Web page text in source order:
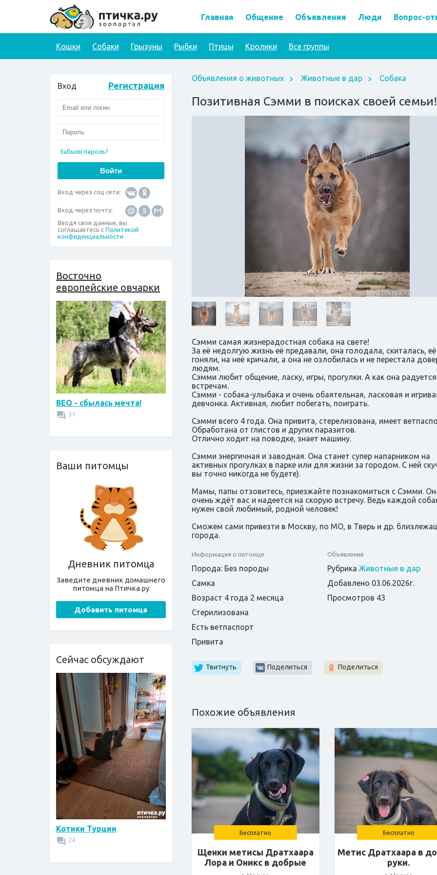
Главная Общение Объявления Люди Вопрос-
Кошки Собаки Грызуны Рыбки Птицы Кролики Все группы
Вход Регистрация
Забыли пароль?
Вход через соц сети:
Вход через почту:
Вводя свои данные, вы
соглашаетесь с Политикой
конфиденциальности
Восточно
европейские овчарки
ВЕО - сбылась мечта!
31
Ваши питомцы
Дневник питомца
Заведите дневник домашнего
питомца на Птичка.ру
Добавить питомца
Сейчас обсуждают
Котики Турции
24
Объявления о животных Животные в дар Собака
Позитивная Сэмми в поисках своей семьи!
Сэмми самая жизнерадостная собака на свете!
За её недолгую жизнь её предавали, она голодала, скиталась, её
гоняли, на неё кричали, а она не озлобилась и не перестала
людям.
Сэмми любит общение, ласку, игры, прогулки. А как она радуется
встречам.
Сэмми - собака-улыбака и очень обаятельная, ласковая и
девчонка. Активная, любит побегать, поиграть.
Сэмми всего 4 года. Она привита, стерелизована, имеет
Обработана от глистов и других паразитов.
Отлично ходит на поводке, знает машину.
Сэмми энергичная и заводная. Она станет супер напарником на
активных прогулках в парке или для жизни за городом. С ней
вы точно никогда не будете).
Мамы, папы отзовитесь, приезжайте познакомиться с Сэмми.
очень ждёт вас и надеется на скорую встречу. Ведь каждой
нужен свой любимый, родной человек!
Сможем сами привезти в Москву, по МО, в Тверь и др.
города.
Информация о питомце
Порода: Без породы
Самка
Возраст 4 года 2 месяца
Стерилизована
Есть ветпаспорт
Привита
Объявление
Рубрика Животные в дар
Добавлено 03.06.2026г.
Просмотров 43
Твитнуть Поделиться Поделиться
Похожие объявления
Бесплатно
Щенки метисы Дратхаара
Лора и Оникс в добрые
руки.
Бесплатно
Метис Дратхаара в
руки.